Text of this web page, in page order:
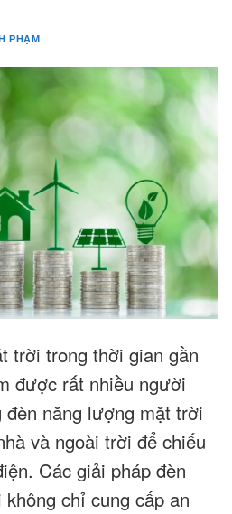
PHẠM
trời trong thời gian gần
được rất nhiều người
năng lượng mặt trời
và ngoài trời để chiếu
Các giải pháp đèn
chỉ cung cấp an